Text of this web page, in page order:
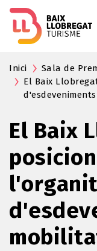
Inici
Sala de
El Baix
El Baix